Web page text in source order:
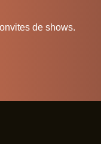
de shows.